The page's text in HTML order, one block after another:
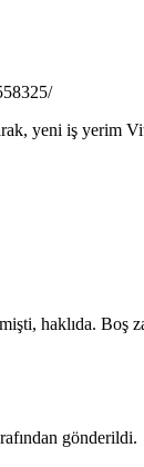
yeni iş yerim
haklıda. Boş
gönderildi.